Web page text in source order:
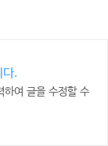
다.
하여 글을 수정할 수